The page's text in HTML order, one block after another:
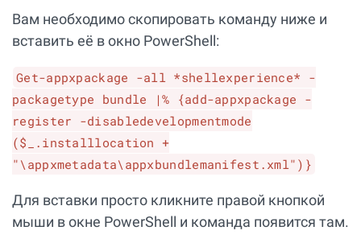
Вам необходимо скопировать команду ниже и
вставить её в окно PowerShell:
Get-appxpackage -all *shellexperience* -
packagetype bundle |% {add-appxpackage -
register -disabledevelopmentmode
($_.installlocation +
"\appxmetadata\appxbundlemanifest.xml")}
Для вставки просто кликните правой кнопкой
мыши в окне PowerShell и команда появится там.